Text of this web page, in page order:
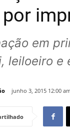
em
leiloeiro e
junho 3, 2015 12:00